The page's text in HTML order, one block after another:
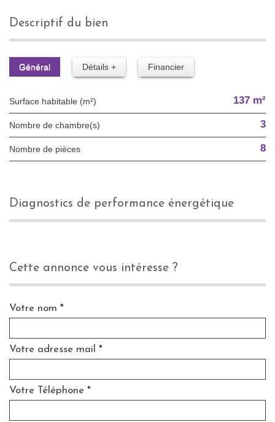
descriptif du bien
Général Détails + Financier
Surface habitable (m²) 137 m²
Nombre de chambre(s) 3
Nombre de pièces 8
diagnostics de performance énergétique
cette annonce vous intéresse ?
Votre nom *
Votre adresse mail *
Votre Téléphone *